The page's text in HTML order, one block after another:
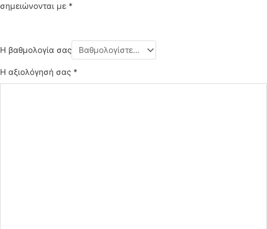
σημειώνονται με *
Η βαθμολογία σας
Η αξιολόγησή σας *